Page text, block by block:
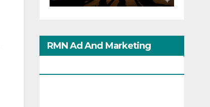
RMN Ad And Marketing